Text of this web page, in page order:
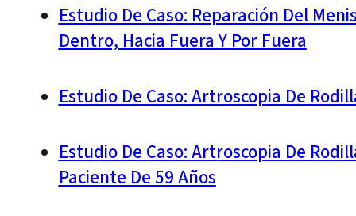
Estudio De Caso: Reparación Del
Dentro, Hacia Fuera Y Por Fuera
Estudio De Caso: Artroscopia De
Estudio De Caso: Artroscopia De
Paciente De 59 Años